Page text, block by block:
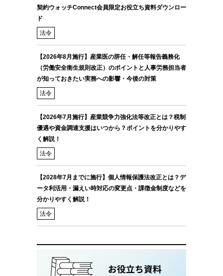
契約ウォッチConnect会員限定お役立ち資料ダウンロー
ド
法令
【2026年8月施行】産業医の辞任・解任等報告義務化
（労働安全衛生規則改正）のポイントと人事労務担当者
が知っておきたい実務への影響・今後の対策
法令
【2026年7月施行】産業競争力強化法等改正とは？税制
優遇や資金調達支援はいつから？ポイントを分かりやす
く解説！
法令
【2028年7月までに施行】個人情報保護法改正とは？デ
ータ利活用・漏えい時対応の変更点・課徴金制度などを
分かりやすく解説！
法令